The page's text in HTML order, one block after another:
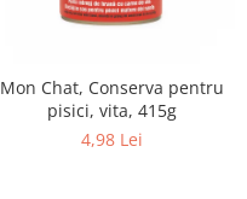
Mon Chat, Conserva pentru
pisici, vita, 415g
4,98 Lei